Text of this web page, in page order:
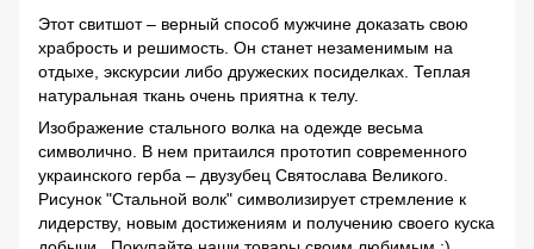
Этот свитшот – верный способ мужчине доказать свою
храбрость и решимость. Он станет незаменимым на
отдыхе, экскурсии либо дружеских посиделках. Теплая
натуральная ткань очень приятна к телу.
Изображение стального волка на одежде весьма
символично. В нем притаился прототип современного
украинского герба – двузубец Святослава Великого.
Рисунок "Стальной волк" символизирует стремление к
лидерству, новым достижениям и получению своего куска